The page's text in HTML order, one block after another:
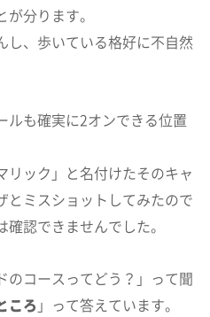
分ります。
し、歩いている格好に不自然
ルも確実に2オンできる位置
リック」と名付けたそのキャ
とミスショットしてみたので
認できませんでした。
のコースってどう？」って聞
ころ 」って答えています。